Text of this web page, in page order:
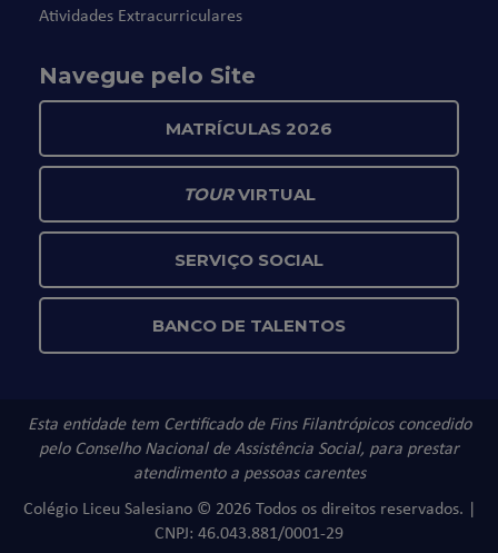
Atividades Extracurriculares
Navegue pelo Site
MATRÍCULAS 2026
TOURVIRTUAL
SERVIÇO SOCIAL
BANCO DE TALENTOS
Esta entidade tem Certificado de Fins Filantrópicos concedido
pelo Conselho Nacional de Assistência Social, para prestar
atendimento a pessoas carentes
Colégio Liceu Salesiano © 2026 Todos os direitos reservados. |
CNPJ: 46.043.881/0001-29